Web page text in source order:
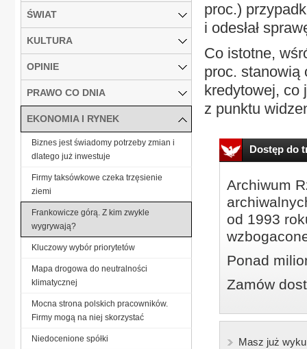
proc.)
i odesłał
Co istotne,
proc. stanowią
kredytowej, co
z punktu
Dostęp do
Archiwum
od 1993
Ponad
Zamów
Masz już
ŚWIAT
KULTURA
OPINIE
PRAWO CO DNIA
EKONOMIA I RYNEK
Biznes jest świadomy potrzeby zmian i
dlatego już inwestuje
Firmy taksówkowe czeka trzęsienie
ziemi
Frankowicze górą. Z kim zwykle
wygrywają?
Kluczowy wybór priorytetów
Mapa drogowa do neutralności
klimatycznej
Mocna strona polskich pracowników.
Firmy mogą na niej skorzystać
Niedocenione spółki